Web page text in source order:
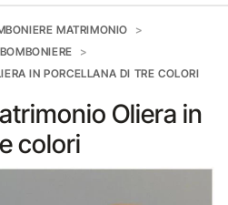
MATRIMONIO
IN PORCELLANA DI TRE COLORI
Oliera in
colori